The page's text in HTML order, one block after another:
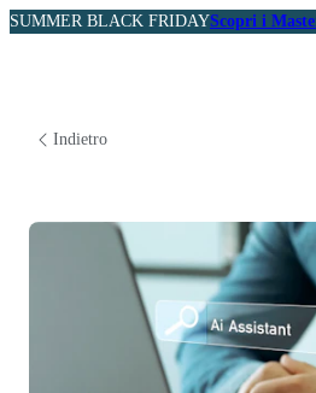
SUMMER BLACK FRIDAYScopri i
Indietro